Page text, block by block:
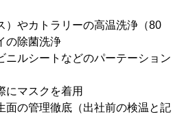
）やカトラリーの高温洗浄（80
の除菌洗浄
ニルシートなどのパーテーション
にマスクを着用
面の管理徹底（出社前の検温と記